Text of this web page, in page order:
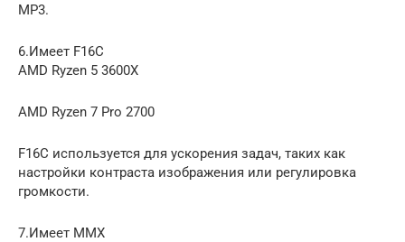
MP3.
6.Имеет F16C
AMD Ryzen 5 3600X
AMD Ryzen 7 Pro 2700
F16C используется для ускорения задач, таких как
настройки контраста изображения или регулировка
громкости.
7.Имеет MMX